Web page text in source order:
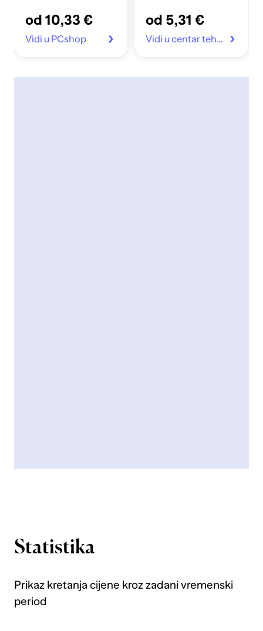
od 10,33 €
Vidi u PCshop
od 5,31 €
Vidi u centar tehnike
Statistika
Prikaz kretanja cijene kroz zadani vremenski
period